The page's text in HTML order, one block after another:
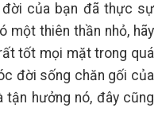
đời của bạn đã thực sự
một thiên thần nhỏ, hãy
tốt mọi mặt trong quá
đời sống chăn gối của
hưởng nó, đây cũng